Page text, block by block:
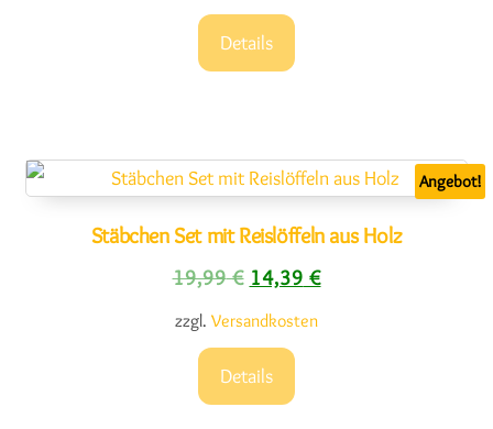
Details
Angebot!
Stäbchen Set mit Reislöffeln aus Holz
19,99€ Ursprünglicher Preis war:
14,39 €Aktueller Preis ist:
zzgl. Versandkosten
Details